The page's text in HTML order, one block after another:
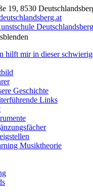
19, 8530
hilft mir in dieser
Geschichte
Links
Musiktheorie